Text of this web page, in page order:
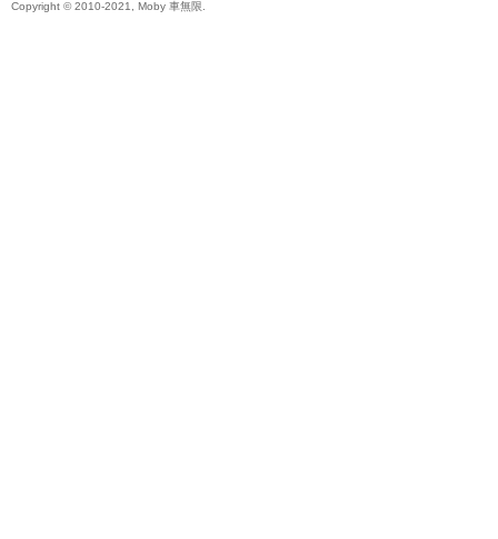
Copyright © 2010-2021, Moby 車無限.